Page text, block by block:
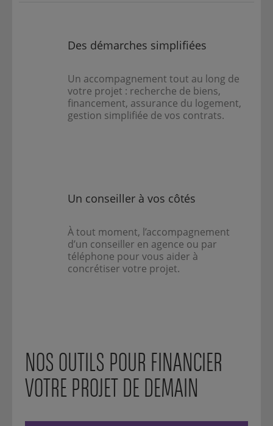
Des démarches simplifiées
Un accompagnement tout au long de
votre projet : recherche de biens,
financement, assurance du logement,
gestion simplifiée de vos contrats.
Un conseiller à vos côtés
À tout moment, l’accompagnement
d’un conseiller en agence ou par
téléphone pour vous aider à
concrétiser votre projet.
NOS OUTILS POUR FINANCIER
VOTRE PROJET DE DEMAIN